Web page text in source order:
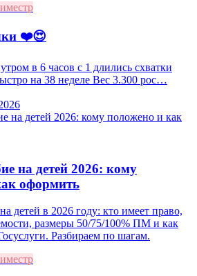
❤️😍
в 6 часов с 1 длились схватки
на 38 неделе Вес 3.300 рос…
на детей 2026: кому
оформить
детей в 2026 году: кто имеет право,
размеры 50/75/100% ПМ и как
Разбираем по шагам.